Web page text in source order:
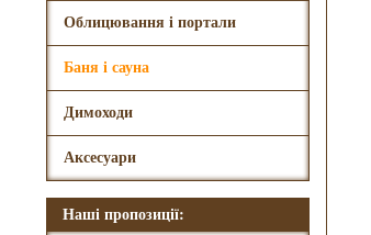
Облицювання і портали
Баня і сауна
Димоходи
Аксесуари
Наші пропозиції: